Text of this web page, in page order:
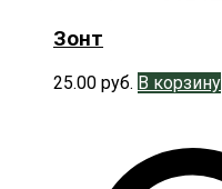
Зонт
25.00 руб. В корзину